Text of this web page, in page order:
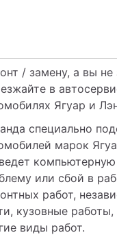
/ замену, а вы
в
Ягуар и
специально
марок
или сбой в
работ,
кузовные
виды работ.